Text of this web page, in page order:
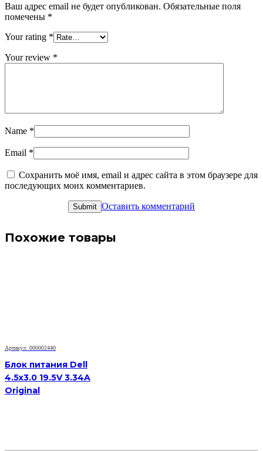
Ваш адрес email не будет опубликован. Обязательные поля
помечены *
Your rating *
Your review *
Name *
Email *
Сохранить моё имя, email и адрес сайта в этом браузере для
последующих моих комментариев.
Оставить комментарий
Похожие товары
Артикул: 000002440
Блок питания Dell
4.5x3.0 19.5V 3.34A
Original